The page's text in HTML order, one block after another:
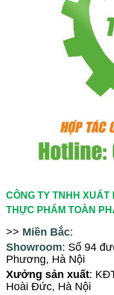
CÔNG TY TNHH
THỰC PHẨM TOÀN
>> Miền Bắc:
Showroom: Số 94 đ
Phương, Hà Nội
Xưởng sản xuất:
Hoài Đức, Hà Nội